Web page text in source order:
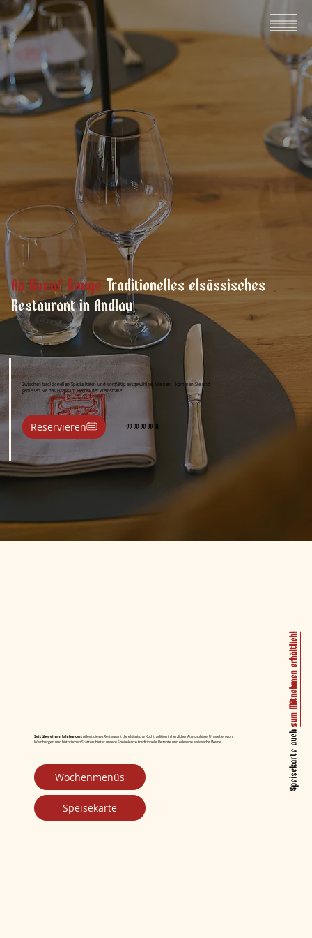
Au Boeuf Rouge Traditionelles elsässisches
Restaurant in Andlau
Zwischen traditionellen Spezialitäten und sorgfältig ausgewählten Weinen – kommen Sie und
genießen Sie das Elsass im Herzen der Weinstraße.
Reservieren 03 88 08 96 26
Speisekarte auch
zum Mitnehmen erhältlich!
Seit über einem Jahrhundertpflegt dieses Restaurant die elsässische Kochtradition in herzlicher Atmosphäre. Umgeben von
Weinbergen und historischen Stätten, bietet unsere Speisekarte traditionelle Rezepte und erlesene elsässische Weine.
Wochenmenüs
Speisekarte